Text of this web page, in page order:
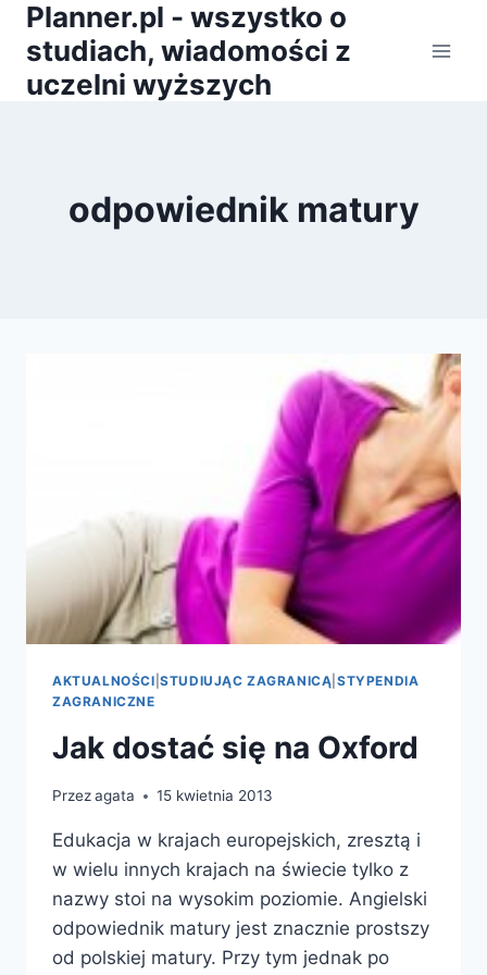
Przejdź
Planner.pl - wszystko o
studiach, wiadomości z
uczelni wyższych
odpowiednik matury
AKTUALNOŚCI |STUDIUJĄC ZAGRANICĄ |STYPENDIA
ZAGRANICZNE
Jak dostać się na Oxford
Przezagata 15 kwietnia 2013
Edukacja w krajach europejskich, zresztą i
w wielu innych krajach na świecie tylko z
nazwy stoi na wysokim poziomie. Angielski
odpowiednik matury jest znacznie prostszy
od polskiej matury. Przy tym jednak po